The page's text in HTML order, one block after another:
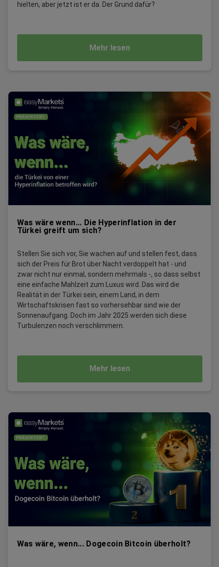
hielten, aber jetzt ist er da. Der Grund dafür?
Mehr lesen
Was wäre wenn... Die Hyperinflation in der
Türkei greift um sich?
Stellen Sie sich vor, Sie wachen auf und stellen fest, dass
sich der Preis für Brot über Nacht verdoppelt hat - und
zwar nicht nur einmal, sondern mehrmals -, so dass selbst
eine einfache Mahlzeit zum Luxus wird. Das wird die
Realität in der Türkei sein, einem Land, in dem
Wirtschaftskrisen fast so vorhersehbar sind wie der
Sonnenaufgang. Doch im Jahr 2025 werden sich diese
Turbulenzen noch verschlimmern.
Mehr lesen
Was wäre, wenn... Dogecoin Bitcoin überholt?